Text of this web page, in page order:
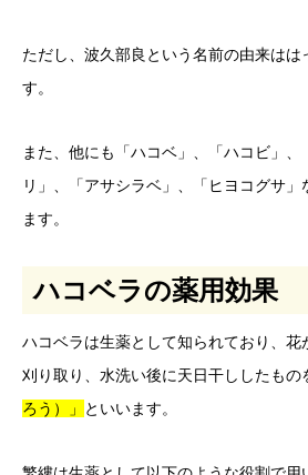
ただし、波久部良という名前の由来は
す。
また、他にも「ハコベ」、「ハコビ」
リ」、「アサシラベ」、「ヒヨコグサ
ます。
ハコベラの薬用効果
ハコベラは生薬として知られており、花
刈り取り、水洗い後に天日干ししたもの
ろう）」
といいます。